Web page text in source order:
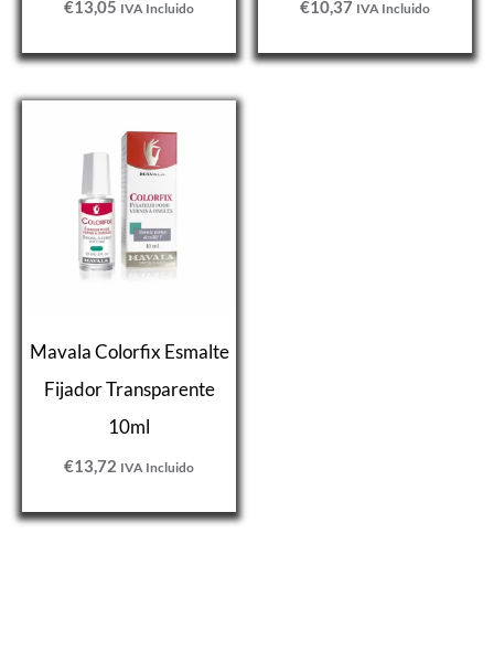
€13,05 IVA Incluido €10,37 IVA Incluido
Mavala Colorfix Esmalte
Fijador Transparente
10ml
€13,72 IVA Incluido